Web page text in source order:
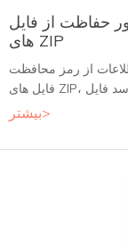
حفاظت از فایل
های ZIP
از رمز محافظت
بیشتر>